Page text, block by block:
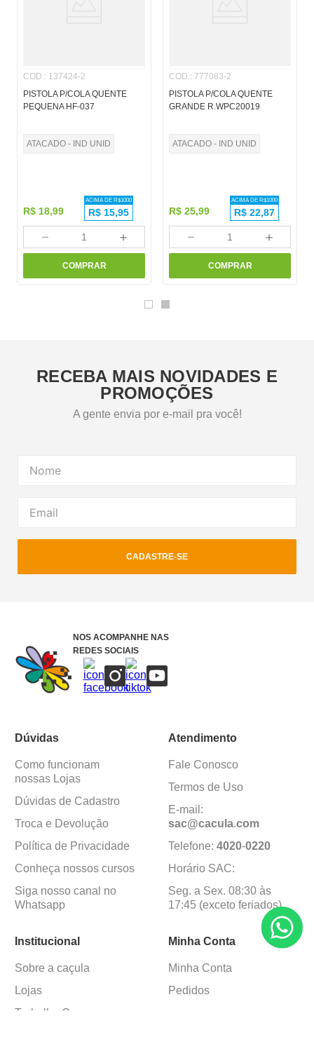
COD.: 137424-2
PISTOLA P/COLA QUENTE
PEQUENA HF-037
ATACADO - IND UNID
R$ 18,99
ACIMA DE R$1000
R$ 15,95
＋
－
COMPRAR
COD.: 777083-2
PISTOLA P/COLA QUENTE
GRANDE R.WPC20019
ATACADO - IND UNID
R$ 25,99
ACIMA DE R$1000
R$ 22,87
＋
－
COMPRAR
RECEBA MAIS NOVIDADES E
PROMOÇÕES
A gente envia por e-mail pra você!
CADASTRE-SE
NOS ACOMPANHE NAS
REDES SOCIAIS
Dúvidas
Como funcionam
nossas Lojas
Dúvidas de Cadastro
Troca e Devolução
Política de Privacidade
Conheça nossos cursos
Siga nosso canal no
Whatsapp
Atendimento
Fale Conosco
Termos de Uso
E-mail:
sac@cacula.com
Telefone: 4020-0220
Horário SAC:
Seg. a Sex. 08:30 às
17:45 (exceto feriados)
Institucional
Sobre a caçula
Lojas
Trabalhe Conosco
Minha Conta
Minha Conta
Pedidos